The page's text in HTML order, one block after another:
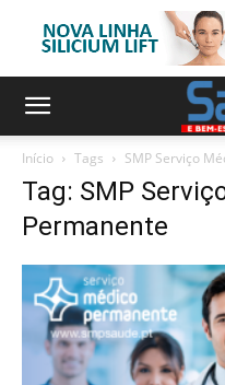
Início Tags SMP Serviço
Tag: SMP
Permanente